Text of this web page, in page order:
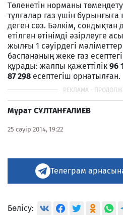
Төленетін норманы
тұлғалар газ үшін бұрынғыға
деген сөз. Бәлкім, сондықтан
етілген өтінімді әзірлеуге
жылғы 1 сәуірдегі
баспананың жеке газ
құрады: жалпы қажеттілік 96
87 298 есептегіш орнатылған.
Мұрат СҰЛТАНҒАЛИЕВ
25 сәуір 2014, 19:22
Телеграм
Бөлісу: